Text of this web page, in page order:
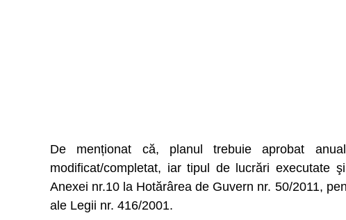
De menționat că, planul trebuie aprobat
modificat/completat, iar tipul de lucrări executate
Anexei nr.10 la Hotărârea de Guvern nr. 50/2011,
ale Legii nr. 416/2001.